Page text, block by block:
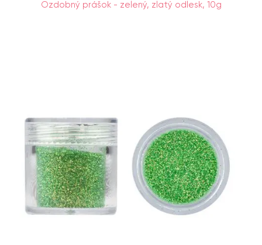
Ozdobný prášok - zelený, zlatý odlesk, 10g